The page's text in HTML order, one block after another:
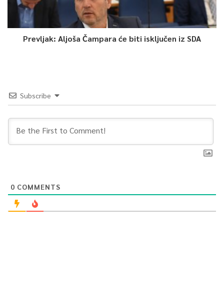
Prevljak: Aljoša Čampara će biti isključen iz SDA
Subscribe
0 COMMENTS